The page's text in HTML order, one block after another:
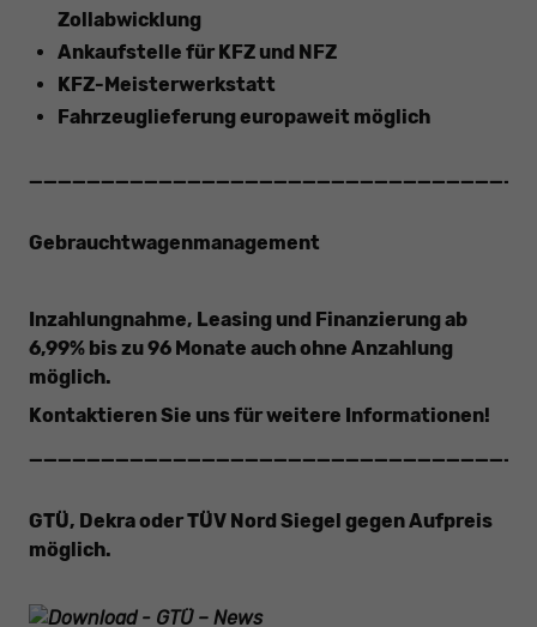
Zollabwicklung
Ankaufstelle für KFZ und NFZ
KFZ-Meisterwerkstatt
Fahrzeuglieferung europaweit möglich
Gebrauchtwagenmanagement
Inzahlungnahme, Leasing und Finanzierung ab
6,99% bis zu 96 Monate auch ohne Anzahlung
möglich.
Kontaktieren Sie uns für weitere Informationen!
GTÜ, Dekra oder TÜV Nord Siegel gegenAufpreis
möglich.